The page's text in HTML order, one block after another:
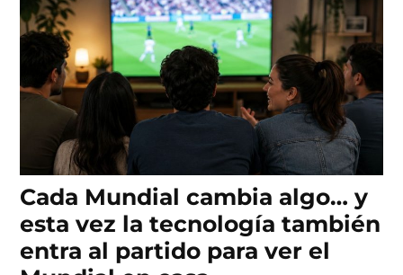
Cada Mundial cambia algo… y
esta vez la tecnología también
entra al partido para ver el